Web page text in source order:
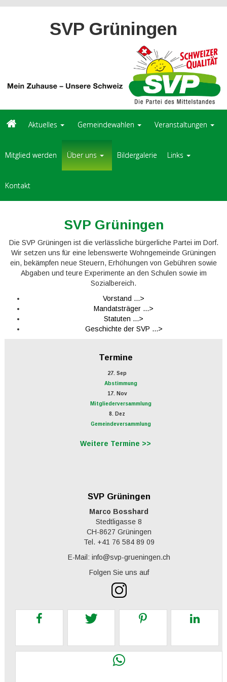
SVP Grüningen
Aktuelles Gemeindewahlen Veranstaltungen
Mitglied werden Über uns Bildergalerie Links
Kontakt
SVP Grüningen
Die SVP Grüningen ist die verlässliche bürgerliche Partei im Dorf.
Wir setzen uns für eine lebenswerte Wohngemeinde Grüningen
ein, bekämpfen neue Steuern, Erhöhungen von Gebühren sowie
Abgaben und teure Experimente an den Schulen sowie im
Sozialbereich.
Vorstand ...>
Mandatsträger ...>
Statuten ...>
Geschichte der SVP ...>
Termine
27. Sep
Abstimmung
17. Nov
Mitgliederversammlung
8. Dez
Gemeindeversammlung
Weitere Termine >>
SVP Grüningen
Marco Bosshard
Stedtligasse 8
CH-8627 Grüningen
Tel. +41 76 584 89 09
E-Mail: info@svp-grueningen.ch
Folgen Sie uns auf